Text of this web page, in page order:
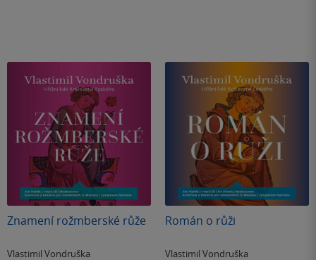
Znamení rožmberské růže
Vlastimil Vondruška
Román o růži
Vlastimil Vondruška